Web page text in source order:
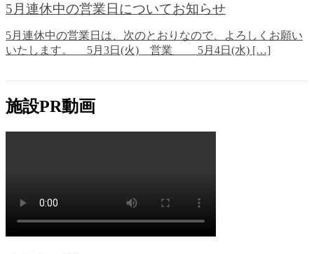
5月連休中の営業日についてお知らせ
5月連休中の営業日は、次のとおりなので、よろしくお願い
いたします。 5月3日(火) 営業 5月4日(水) […]
施設PR動画